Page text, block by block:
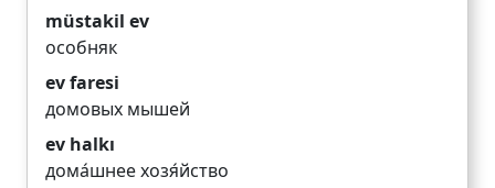
müstakil ev
особняк
ev faresi
домовых мышей
ev halkı
дома́шнее хозя́йство